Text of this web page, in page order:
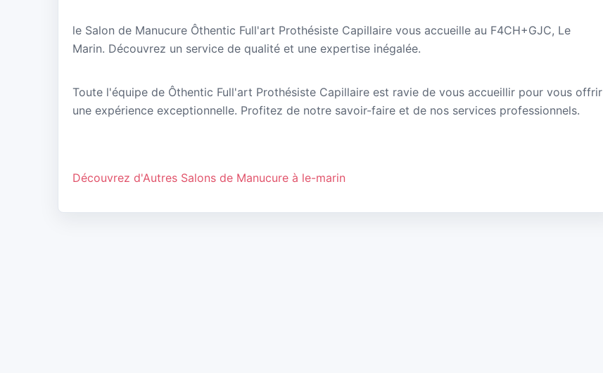
le Salon de Manucure Ôthentic Full'art Prothésiste Capillaire vous accueille au F4CH+GJC, Le
Marin. Découvrez un service de qualité et une expertise inégalée.
Toute l'équipe de Ôthentic Full'art Prothésiste Capillaire est ravie de vous accueillir pour vous offrir
une expérience exceptionnelle. Profitez de notre savoir-faire et de nos services professionnels.
Découvrez d'Autres Salons de Manucure à le-marin